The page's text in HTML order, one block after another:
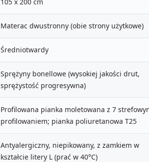
Materac dwustronny (obie strony użytkowe)
Średniotwardy
Sprężyny bonellowe (wysokiej jakości drut,
sprężystość progresywna)
Profilowana pianka moletowana z 7
profilowaniem; pianka poliuretanowa T25
Antyalergiczny, niepikowany, z zamkiem w
kształcie litery L (prać w 40°C)